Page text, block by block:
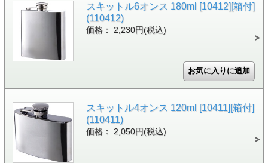
スキットル6オンス 180ml [10412][箱付]
(110412)
価格： 2,230円(税込)
スキットル4オンス 120ml [10411][箱付]
(110411)
価格： 2,050円(税込)